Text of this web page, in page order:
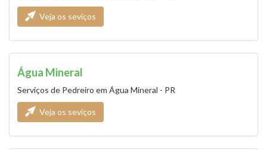
Veja os seviços
Água Mineral
Serviços de Pedreiro em Água Mineral - PR
Veja os seviços